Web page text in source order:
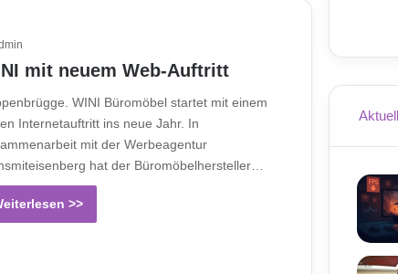
mit neuem Web-Auftritt
WINI Büromöbel startet mit einem
Internetauftritt ins neue Jahr. In
mit der Werbeagentur
hat der Büromöbelhersteller…
>>
Aktuell